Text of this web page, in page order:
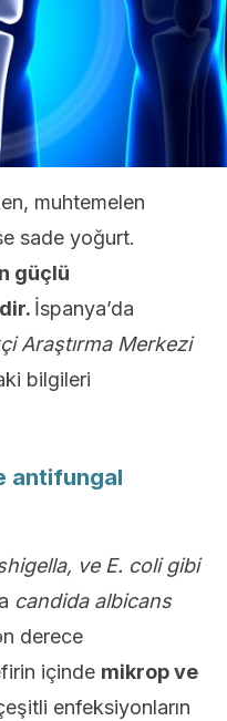
muhtemelen
sade yoğurt.
güçlü
İspanya’da
Araştırma Merkezi
bilgileri
antifungal
ve E. coli gibi
candida albicans
derece
içinde mikrop ve
enfeksiyonların